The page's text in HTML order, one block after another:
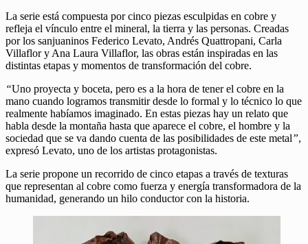
La serie está compuesta por cinco piezas esculpidas en cobre y
refleja el vínculo entre el mineral, la tierra y las personas. Creadas
por los sanjuaninos Federico Levato, Andrés Quattropani, Carla
Villaflor y Ana Laura Villaflor, las obras están inspiradas en las
distintas etapas y momentos de transformación del cobre.
“Uno proyecta y boceta, pero es a la hora de tener el cobre en la
mano cuando logramos transmitir desde lo formal y lo técnico lo que
realmente habíamos imaginado. En estas piezas hay un relato que
habla desde la montaña hasta que aparece el cobre, el hombre y la
sociedad que se va dando cuenta de las posibilidades de este metal”,
expresó Levato, uno de los artistas protagonistas.
La serie propone un recorrido de cinco etapas a través de texturas
que representan al cobre como fuerza y energía transformadora de la
humanidad, generando un hilo conductor con la historia.